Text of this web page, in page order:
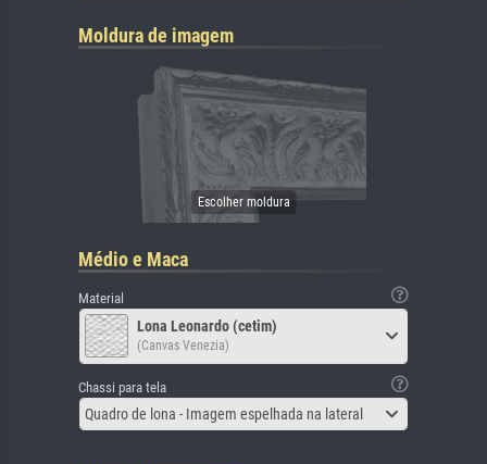
Moldura de imagem
Médio e Maca
Material
Lona Leonardo (cetim)
(Canvas Venezia)
Chassi para tela
Quadro de lona - Imagem espelhada na lateral